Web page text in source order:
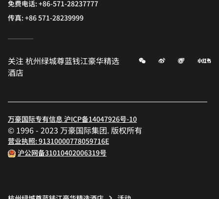
免费电话:+86-571-28237777
传真:+86 571-28239999
关注杭州绿城尊蓝钱江豪华精选
酒店
微信 微博 飞猪
万豪国际专有信息 沪ICP备14047926号-10
© 1996 - 2023 万豪国际集团. 版权所有
营业执照: 91310000778059716E
沪公网备31010402006319号